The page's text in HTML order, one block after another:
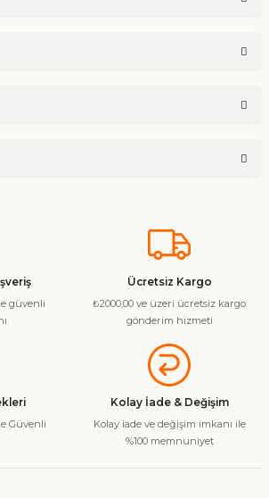
noktaları öneri formunu
iletebilirsiniz.
için teşekkür ederiz.
bozuk veya görüntülenemiyor.
hatalar bulunuyor.
daha pahalı.
güvenli
Ücretsiz Kargo
₺2000,00 ve üzeri ücretsiz kargo
gönderim hizmeti
Güvenli
Kolay İade & Değişim
Kolay iade ve değişim imkanı ile
%100 memnuniyet